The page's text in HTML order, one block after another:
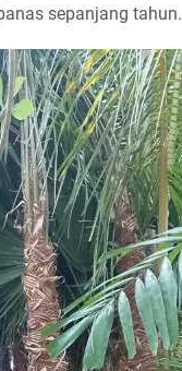
sepanjang tahun.